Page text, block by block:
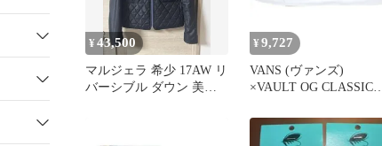
¥43,500
マルジェラ 希少 17AW リ
バーシブル ダウン 美品
¥ 9,727
VANS (ヴァンズ)
×VAULT OG CLASSIC
キス ボルト クラシック
スリッポン フェザーズ